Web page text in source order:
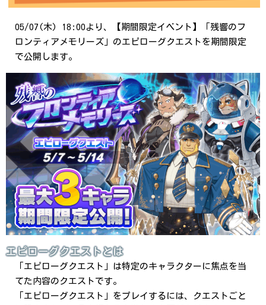
05/07(木) 18:00より、【期間限定イベント】「残響のフ
ロンティアメモリーズ」のエピローグクエストを期間限定
で公開します。
エピローグクエストとは
「エピローグクエスト」は特定のキャラクターに焦点を当
てた内容のクエストです。
「エピローグクエスト」をプレイするには、クエストごと